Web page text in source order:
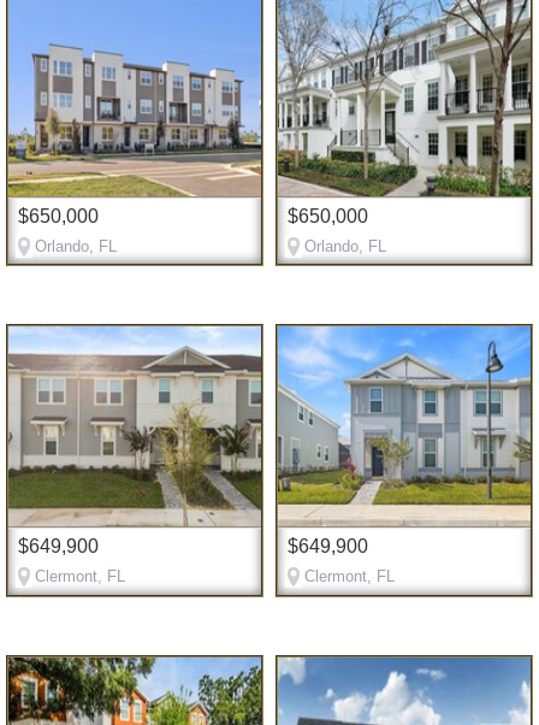
$650,000
Orlando, FL
$650,000
Orlando, FL
$649,900
Clermont, FL
$649,900
Clermont, FL